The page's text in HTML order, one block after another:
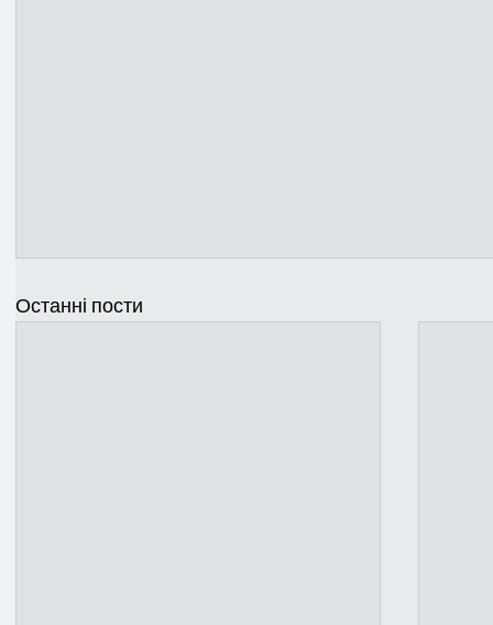
Останні пости